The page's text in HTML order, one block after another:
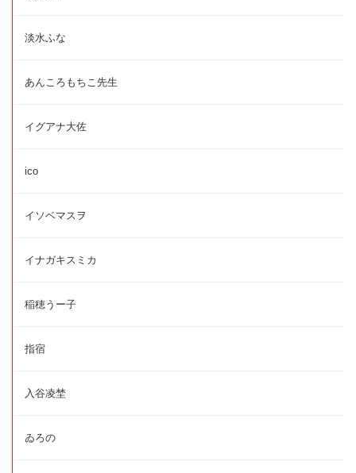
淡水ふな
あんころもちこ先生
イグアナ大佐
ico
イソベマスヲ
イナガキスミカ
稲穂うー子
指宿
入谷凌埜
ゐろの